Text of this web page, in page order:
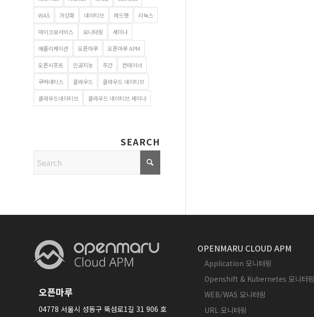
WAS 가상화 네이티브 레드햇 리눅스
마이크로서비스 모니터링 세미나
애플리케이션 오픈마루 오픈마루 APM
오픈시프트 인공지능 주간 컨테이너
쿠버네티스 클라우드 클라우드 네이티브
클라우드네이티브 클라우드 네이티브 세미나
SEARCH
오픈마루
04778 서울시 성동구 뚝섬로1길 31 906 호
OPENMARU CLOUD APM
Application 모니터링
Openshift & Kubernetes 모니터링
WEB/WAS 모니터링
URL 모니터링